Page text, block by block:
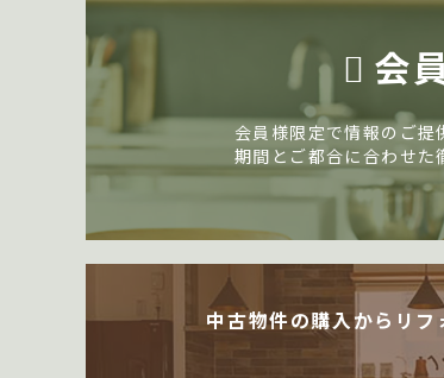
会
会員様限定で情報のご提
期間とご都合に合わせた
中古物件の購入からリ